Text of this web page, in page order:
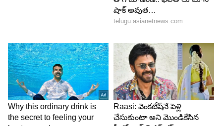
వృశ్చిక రాశి అధిపతి కుజుడితో పాటు శని, గురు, శుక్ర, బుధ
గ్రహాలు కూడా అనుకూలంగా మారుతున్నాయి. అందువల్ల
మనసులోని కోరికలు నెరవేరుతాయి. అనుకున్న పనులు
అనుకున్నట్లుగా జరుగుతాయి. మానసిక స్థైర్యం,
ఆత్మవిశ్వాసం పెరుగుతాయి. వృత్తి, ఉద్యోగం, కుటుంబ
జీవితం, ఆర్థిక పరిస్థితి అన్నీ అనుకూలంగా ఉంటాయి. వీరి
జీవనశైలి పూర్తిగా మారిపోతుంది.